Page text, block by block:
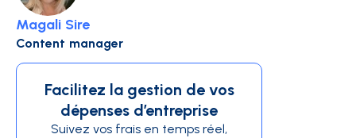
Magali Sire
Content manager
Facilitez la gestion de vos
dépenses d’entreprise
Suivez vos frais en temps réel,